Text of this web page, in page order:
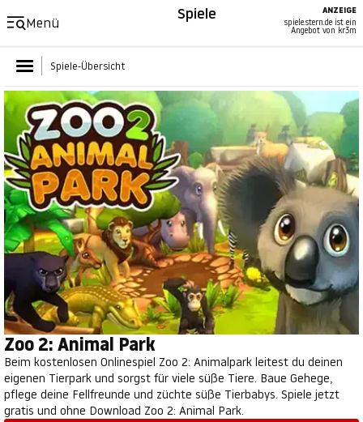
Menü Spiele
ANZEIGE
spiele.stern.de ist ein
Angebot von kr3m
Spiele-Übersicht
Zoo 2: Animal Park
Beim kostenlosen Onlinespiel Zoo 2: Animalpark leitest du deinen
eigenen Tierpark und sorgst für viele süße Tiere. Baue Gehege,
pflege deine Fellfreunde und züchte süße Tierbabys. Spiele jetzt
gratis und ohne Download Zoo 2: Animal Park.